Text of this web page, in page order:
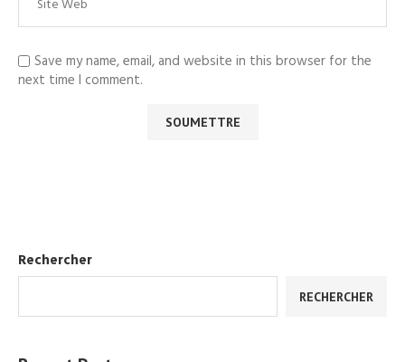
Save my name, email, and website in this browser for the
next time I comment.
Rechercher
RECHERCHER